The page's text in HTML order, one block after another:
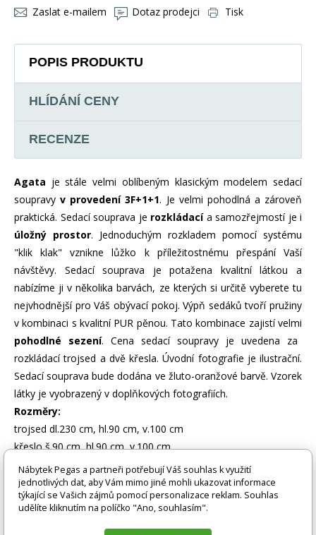
Zaslat e-mailem
Dotaz prodejci Tisk
POPIS PRODUKTU
HLÍDÁNÍ CENY
RECENZE
Agata je stále velmi oblíbeným klasickým modelem sedací
soupravyv provedení 3F+1+1. Je velmi pohodlná a zároveň
praktická. Sedací souprava je rozkládacía samozřejmostí je i
úložný prostor. Jednoduchým rozkladem pomocí systému
"klik klak" vznikne lůžko k příležitostnému přespání Vaší
návštěvy. Sedací souprava je potažena kvalitní látkou a
nabízíme ji v několika barvách, ze kterých si určitě vyberete tu
nejvhodnější pro Váš obývací pokoj. Výpň sedáků tvoří pružiny
v kombinaci s kvalitní PUR pěnou. Tato kombinace zajistí velmi
pohodlné sezení. Cena sedací soupravy je uvedena za
rozkládací trojsed a dvě křesla. Úvodní fotografie je ilustrační.
Sedací souprava bude dodána ve žluto-oranžové barvě. Vzorek
látky je vyobrazený v doplňkových fotografiích.
Rozměry:
trojsed dl.230 cm, hl.90 cm, v.100 cm
křeslo š.90 cm, hl.90 cm, v.100 cm
hloubka sedu 55cm
výška sedu 44cm
plocha pro spaní 120x190 cm
Nábytek Pegas a partneři potřebují Váš souhlas k využití
jednotlivých dat, aby Vám mimo jiné mohli ukazovat informace
týkající se Vašich zájmů pomocí personalizace reklam. Souhlas
udělíte kliknutím na políčko "Ano, souhlasím".